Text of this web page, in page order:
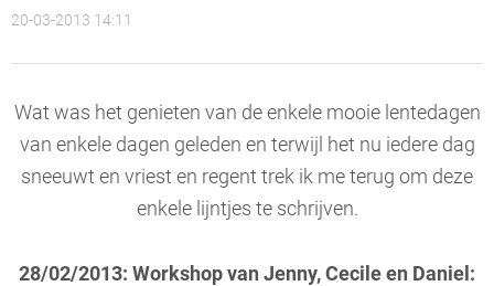
20-03-2013 14:11
Wat was het genieten van de enkele mooie lentedagen
van enkele dagen geleden en terwijl het nu iedere dag
sneeuwt en vriest en regent trek ik me terug om deze
enkele lijntjes te schrijven.
28/02/2013: Workshop van Jenny, Cecile en Daniel: